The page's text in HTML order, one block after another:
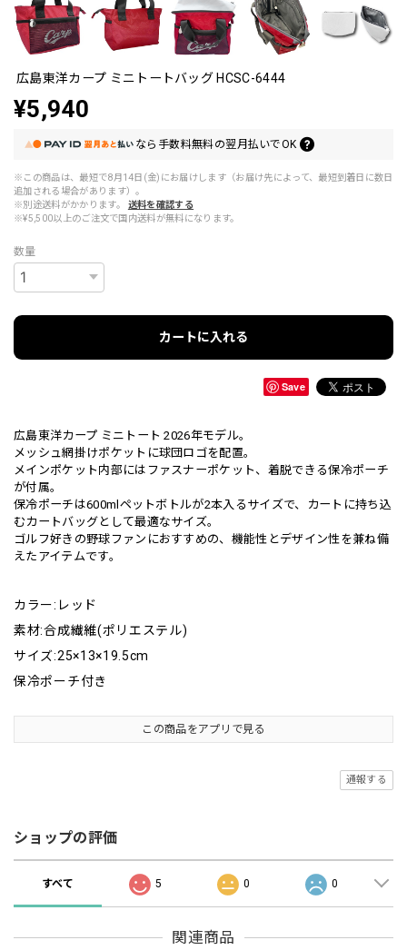
広島東洋カープ ミニトートバッグ HCSC-6444
¥5,940
なら 手数料無料の翌月払いでOK
※この商品は、最短で8月14日(金)にお届けします（お届け先によって、最短到着日に数日
追加される場合があります）。
※別途送料がかかります。
送料を確認する
※¥5,500以上のご注文で国内送料が無料になります。
数量
カートに入れる
Save
広島東洋カープ ミニトート 2026年モデル。
メッシュ網掛けポケットに球団ロゴを配置。
メインポケット内部にはファスナーポケット、着脱できる保冷ポーチ
が付属。
保冷ポーチは600mlペットボトルが2本入るサイズで、カートに持ち込
むカートバッグとして最適なサイズ。
ゴルフ好きの野球ファンにおすすめの、機能性とデザイン性を兼ね備
えたアイテムです。
カラー:レッド
素材:合成繊維(ポリエステル)
サイズ:25×13×19.5cm
保冷ポーチ付き
この商品をアプリで見る
通報する
ショップの評価
すべて 5 0 0
関連商品